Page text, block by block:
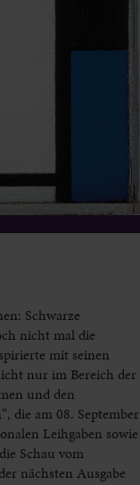
Schwarze
nicht mal die
mit seinen
nur im Bereich der
und den
die am 08. September
Leihgaben sowie
Schau vom
nächsten Ausgabe